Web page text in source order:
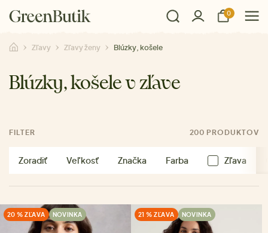
0
Zľavy Zľavy ženy Blúzky, košele
Blúzky, košele v zľave
FILTER 200 PRODUKTOV
Zoradiť Veľkosť Značka Farba Zľava
20 % ZĽAVA NOVINKA 21 % ZĽAVA NOVINKA